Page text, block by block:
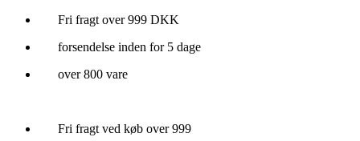
Videre
indhold
Fri fragt over 999 DKK
forsendelse inden for 5 dage
over 800 vare
Fri fragt ved køb over 999